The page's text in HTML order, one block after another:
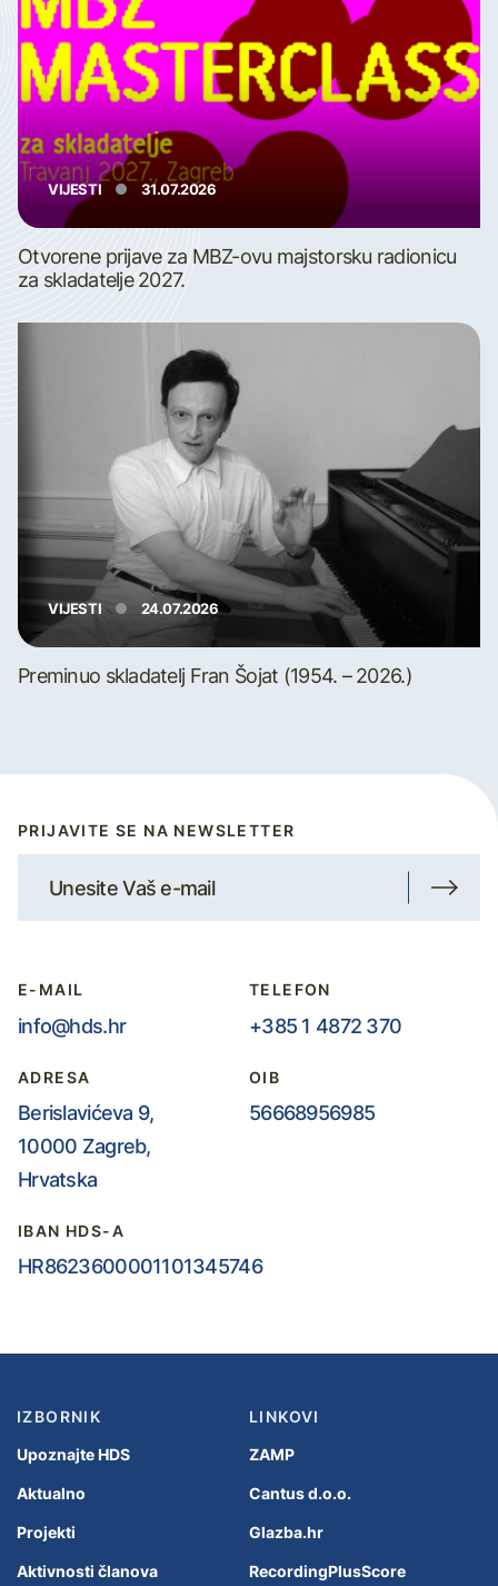
VIJESTI 31.07.2026
Otvorene prijave za MBZ-ovu majstorsku radionicu
za skladatelje 2027.
VIJESTI 24.07.2026
Preminuo skladatelj Fran Šojat (1954. – 2026.)
PRIJAVITE SE NA NEWSLETTER
E-MAIL
info@hds.hr
TELEFON
+385 1 4872 370
ADRESA
Berislavićeva 9,
10000 Zagreb,
Hrvatska
OIB
56668956985
IBAN HDS-A
HR8623600001101345746
IZBORNIK
Upoznajte HDS
Aktualno
Projekti
Aktivnosti članova
LINKOVI
ZAMP
Cantus d.o.o.
Glazba.hr
RecordingPlusScore